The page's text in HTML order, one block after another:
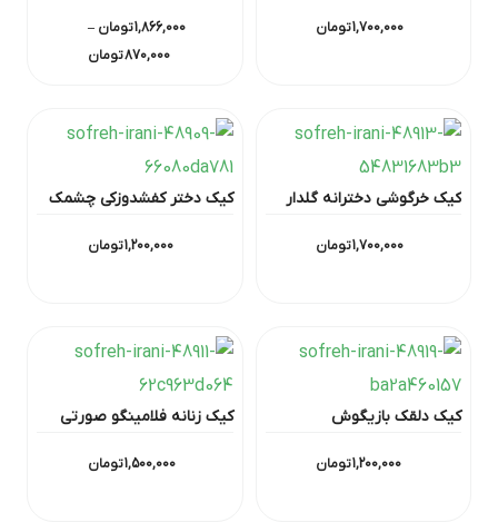
1,700,000تومان 1,866,000تومان –
870,000تومان
کیک خرگوشی دخترانه گلدار
1,700,000تومان
کیک دختر کفشدوزکی چشمک
1,200,000تومان
کیک دلقک بازیگوش
1,200,000تومان
کیک زنانه فلامینگو صورتی
1,500,000تومان